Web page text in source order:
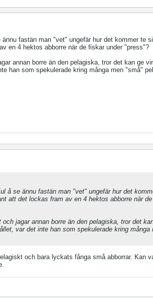
fastän man "vet" ungefär hur det kommer te
en 4 hektos abborre när de fiskar under "press"?
annan borre än den pelagiska, tror det kan ge
han som spekulerade kring många men "små"
å se ännu fastän man "vet" ungefär hur det
att det lockas fram av en 4 hektos abborre när
jagar annan borre än den pelagiska, tror det
var det inte han som spekulerade kring många
och bara lyckats fånga små abborrar. Kan